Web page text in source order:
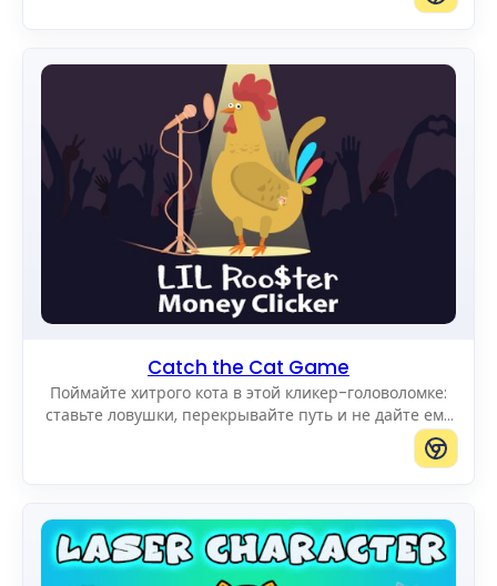
Catch the Cat Game
Поймайте хитрого кота в этой кликер-головоломке:
ставьте ловушки, перекрывайте путь и не дайте ему